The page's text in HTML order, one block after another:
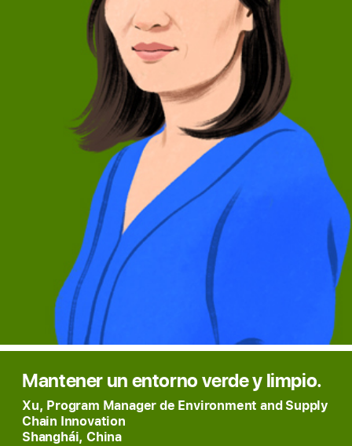
Mantener un entorno verde y limpio.
Xu, Program Manager de Environment and Supply
Chain Innovation
Shanghái, China